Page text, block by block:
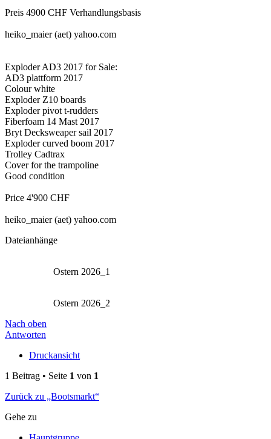
Preis 4900 CHF Verhandlungsbasis
heiko_maier (aet) yahoo.com
Exploder AD3 2017 for Sale:
AD3 plattform 2017
Colour white
Exploder Z10 boards
Exploder pivot t-rudders
Fiberfoam 14 Mast 2017
Bryt Decksweaper sail 2017
Exploder curved boom 2017
Trolley Cadtrax
Cover for the trampoline
Good condition
Price 4'900 CHF
heiko_maier (aet) yahoo.com
Dateianhänge
Ostern 2026_1
Ostern 2026_2
Nach oben
Antworten
Druckansicht
1 Beitrag • Seite 1 von 1
Zurück zu „Bootsmarkt“
Gehe zu